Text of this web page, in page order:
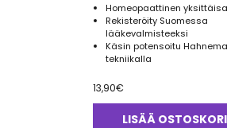
Homeopaattinen
Rekisteröity Suomessa
lääkevalmisteeksi
Käsin potensoitu
tekniikalla
13,90€
LISÄÄ